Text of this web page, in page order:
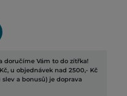
doručíme Vám to do zítřka!
u objednávek nad 2500,- Kč
a bonusů) je doprava